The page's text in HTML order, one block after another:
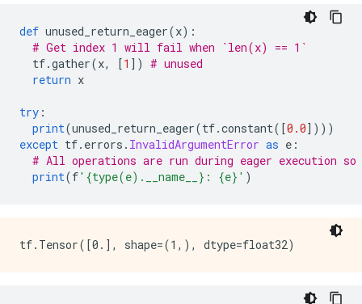
      name: "cond/Identity_1"
      op: "Identity"
      input: "cond/Const_4:output:0"
      attr {
        key: "T"
          type: DT_INT32
        }
      }
    }
    ret {
    ret {
def unused_return_eager(x):
# Get index 1 will fail when `len(x) == 1`
tf.gather(x, [1 ]) # unused
return x
try :
print(unused_return_eager(tf.constant([0.0])))
except tf. errors . InvalidArgumentError as e :
# All operations are run during eager execution
print(f'{type(e).__name__}: {e}' )